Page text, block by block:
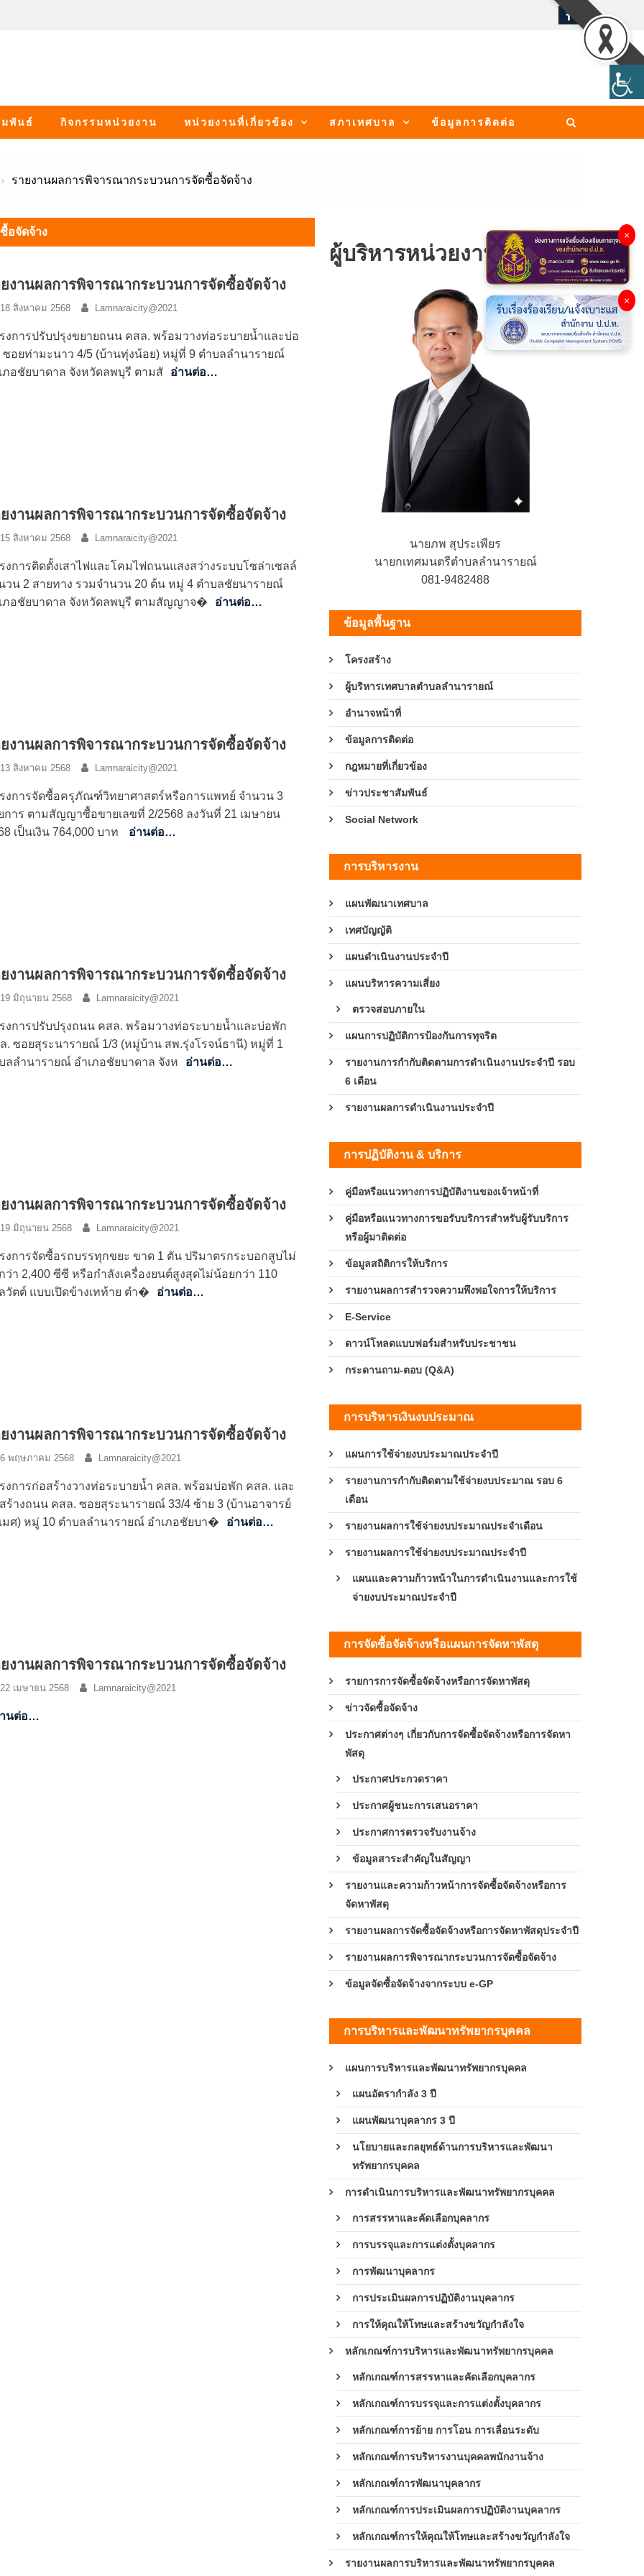
พันธ์ กิจกรรมหน่วยงาน หน่วยงานที่เกี่ยวข้อง สภาเทศบาล ข้อมูลการติดต่อ
รายงานผลการพิจารณากระบวนการจัดซื้อจัดจ้าง
อจัดจ้าง
งานผลการพิจารณากระบวนการจัดซื้อจัดจ้าง
18 สิงหาคม 2568 Lamnaraicity@2021
งการปรับปรุงขยายถนน คสล. พร้อมวางท่อระบายน้ำและบ่อ
อยท่ามะนาว 4/5 (บ้านทุ่งน้อย) หมู่ที่ 9 ตำบลลำนารายณ์
ภอชัยบาดาล จังหวัดลพบุรี ตามสั
อ่านต่อ…
งานผลการพิจารณากระบวนการจัดซื้อจัดจ้าง
15 สิงหาคม 2568 Lamnaraicity@2021
งการติดตั้งเสาไฟและโคมไฟถนนแสงสว่างระบบโซล่าเซลล์
วน 2 สายทาง รวมจำนวน 20 ต้น หมู่ 4 ตำบลชัยนารายณ์
ภอชัยบาดาล จังหวัดลพบุรี ตามสัญญาจ�
อ่านต่อ…
งานผลการพิจารณากระบวนการจัดซื้อจัดจ้าง
13 สิงหาคม 2568 Lamnaraicity@2021
งการจัดซื้อครุภัณฑ์วิทยาศาสตร์หรือการแพทย์ จำนวน 3
การ ตามสัญญาซื้อขายเลขที่ 2/2568 ลงวันที่ 21 เมษายน
เป็นเงิน 764,000 บาท
อ่านต่อ…
งานผลการพิจารณากระบวนการจัดซื้อจัดจ้าง
19 มิถุนายน 2568 Lamnaraicity@2021
งการปรับปรุงถนน คสล. พร้อมวางท่อระบายน้ำและบ่อพัก
. ซอยสุระนารายณ์ 1/3 (หมู่บ้าน สพ.รุ่งโรจน์ธานี) หมู่ที่ 1
ลลำนารายณ์ อำเภอชัยบาดาล จังห
อ่านต่อ…
งานผลการพิจารณากระบวนการจัดซื้อจัดจ้าง
19 มิถุนายน 2568 Lamnaraicity@2021
งการจัดซื้อรถบรรทุกขยะ ขาด 1 ตัน ปริมาตรกระบอกสูบไม่
ว่า 2,400 ซีซี หรือกำลังเครื่องยนต์สูงสุดไม่น้อยกว่า 110
วัตต์ แบบเปิดข้างเทท้าย ตำ�
อ่านต่อ…
งานผลการพิจารณากระบวนการจัดซื้อจัดจ้าง
6 พฤษภาคม 2568 Lamnaraicity@2021
งการก่อสร้างวางท่อระบายน้ำ คสล. พร้อมบ่อพัก คสล. และ
ร้างถนน คสล. ซอยสุระนารายณ์ 33/4 ซ้าย 3 (บ้านอาจารย์
มศ) หมู่ 10 ตำบลลำนารายณ์ อำเภอชัยบา�
อ่านต่อ…
งานผลการพิจารณากระบวนการจัดซื้อจัดจ้าง
22 เมษายน 2568 Lamnaraicity@2021
นต่อ…
ผู้บริหารหน่วยงาน
นายภพ สุประเพียร
นายกเทศมนตรีตำบลลำนารายณ์
081-9482488
ข้อมูลพื้นฐาน
โครงสร้าง
ผู้บริหารเทศบาลตำบลลำนารายณ์
อำนาจหน้าที่
ข้อมูลการติดต่อ
กฎหมายที่เกี่ยวข้อง
ข่าวประชาสัมพันธ์
Social Network
การบริหารงาน
แผนพัฒนาเทศบาล
เทศบัญญัติ
แผนดำเนินงานประจำปี
แผนบริหารความเสี่ยง
ตรวจสอบภายใน
แผนการปฏิบัติการป้องกันการทุจริต
รายงานการกำกับติดตามการดำเนินงานประจำปี รอบ
6 เดือน
รายงานผลการดำเนินงานประจำปี
การปฏิบัติงาน & บริการ
คู่มือหรือแนวทางการปฏิบัติงานของเจ้าหน้าที่
คู่มือหรือแนวทางการขอรับบริการสำหรับผู้รับบริการ
หรือผู้มาติดต่อ
ข้อมูลสถิติการให้บริการ
รายงานผลการสำรวจความพึงพอใจการให้บริการ
E-Service
ดาวน์โหลดแบบฟอร์มสำหรับประชาชน
กระดานถาม-ตอบ (Q&A)
การบริหารเงินงบประมาณ
แผนการใช้จ่ายงบประมาณประจำปี
รายงานการกำกับติดตามใช้จ่ายงบประมาณ รอบ 6
เดือน
รายงานผลการใช้จ่ายงบประมาณประจำเดือน
รายงานผลการใช้จ่ายงบประมาณประจำปี
แผนและความก้าวหน้าในการดำเนินงานและการใช้
จ่ายงบประมาณประจำปี
การจัดซื้อจัดจ้างหรือแผนการจัดหาพัสดุ
รายการการจัดซื้อจัดจ้างหรือการจัดหาพัสดุ
ข่าวจัดซื้อจัดจ้าง
ประกาศต่างๆ เกี่ยวกับการจัดซื้อจัดจ้างหรือการจัดหา
พัสดุ
ประกาศประกวดราคา
ประกาศผู้ชนะการเสนอราคา
ประกาศการตรวจรับงานจ้าง
ข้อมูลสาระสำคัญในสัญญา
รายงานและความก้าวหน้าการจัดซื้อจัดจ้างหรือการ
จัดหาพัสดุ
รายงานผลการจัดซื้อจัดจ้างหรือการจัดหาพัสดุประจำปี
รายงานผลการพิจารณากระบวนการจัดซื้อจัดจ้าง
ข้อมูลจัดซื้อจัดจ้างจากระบบ e-GP
การบริหารและพัฒนาทรัพยากรบุคคล
แผนการบริหารและพัฒนาทรัพยากรบุคคล
แผนอัตรากำลัง 3 ปี
แผนพัฒนาบุคลากร 3 ปี
นโยบายและกลยุทธ์ด้านการบริหารและพัฒนา
ทรัพยากรบุคคล
การดำเนินการบริหารและพัฒนาทรัพยากรบุคคล
การสรรหาและคัดเลือกบุคลากร
การบรรจุและการแต่งตั้งบุคลากร
การพัฒนาบุคลากร
การประเมินผลการปฏิบัติงานบุคลากร
การให้คุณให้โทษและสร้างขวัญกำลังใจ
หลักเกณฑ์การบริหารและพัฒนาทรัพยากรบุคคล
หลักเกณฑ์การสรรหาและคัดเลือกบุคลากร
หลักเกณฑ์การบรรจุและการแต่งตั้งบุคลากร
หลักเกณฑ์การย้าย การโอน การเลื่อนระดับ
หลักเกณฑ์การบริหารงานบุคคลพนักงานจ้าง
หลักเกณฑ์การพัฒนาบุคลากร
หลักเกณฑ์การประเมินผลการปฏิบัติงานบุคลากร
หลักเกณฑ์การให้คุณให้โทษและสร้างขวัญกำลังใจ
รายงานผลการบริหารและพัฒนาทรัพยากรบุคคล
×
×